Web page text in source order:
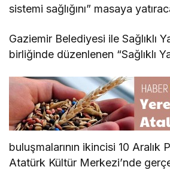
sistemi sağlığını” masaya
Gaziemir Belediyesi ile Sağlıklı
birliğinde düzenlenen “Sağlıklı
buluşmalarının ikincisi 10 Aralık
Atatürk Kültür Merkezi’nde